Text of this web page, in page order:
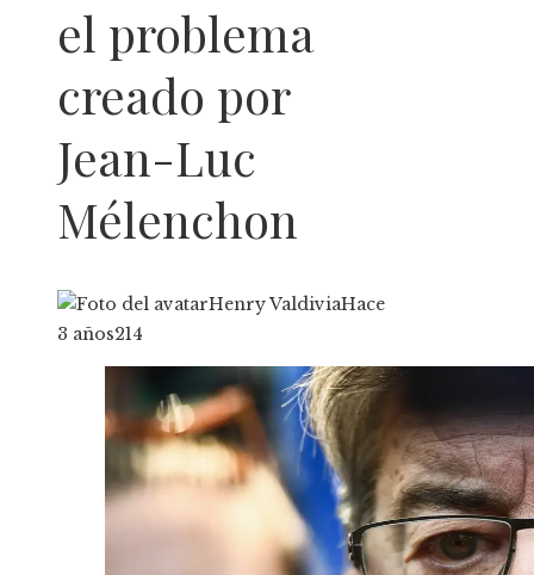
el problema
creado por
Jean-Luc
Mélenchon
Henry ValdiviaHace
3 años214